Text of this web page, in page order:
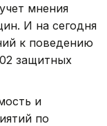
мнения
И на сегодня
к поведению
защитных
и
по